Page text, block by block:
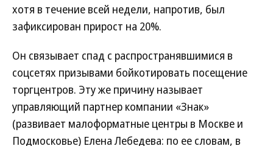
хотя в течение всей недели, напротив, был
зафиксирован прирост на 20%.
Он связывает спад с распространявшимися в
соцсетях призывами бойкотировать посещение
торгцентров. Эту же причину называет
управляющий партнер компании «Знак»
(развивает малоформатные центры в Москве и
Подмосковье) Елена Лебедева: по ее словам, в